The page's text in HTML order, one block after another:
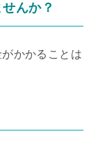
んか？
かかることは